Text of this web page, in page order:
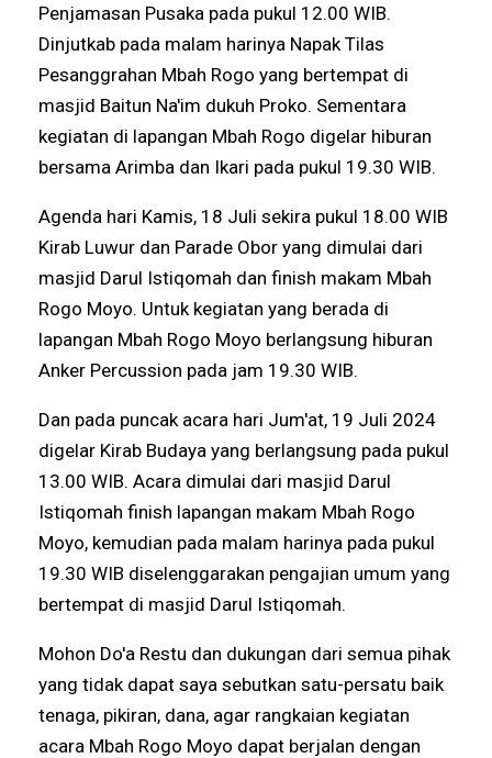
Penjamasan Pusaka pada pukul 12.00 WIB.
Dinjutkab pada malam harinya Napak Tilas
Pesanggrahan Mbah Rogo yang bertempat di
masjid Baitun Na'im dukuh Proko. Sementara
kegiatan di lapangan Mbah Rogo digelar hiburan
bersama Arimba dan Ikari pada pukul 19.30 WIB.
Agenda hari Kamis, 18 Juli sekira pukul 18.00 WIB
Kirab Luwur dan Parade Obor yang dimulai dari
masjid Darul Istiqomah dan finish makam Mbah
Rogo Moyo. Untuk kegiatan yang berada di
lapangan Mbah Rogo Moyo berlangsung hiburan
Anker Percussion pada jam 19.30 WIB.
Dan pada puncak acara hari Jum'at, 19 Juli 2024
digelar Kirab Budaya yang berlangsung pada pukul
13.00 WIB. Acara dimulai dari masjid Darul
Istiqomah finish lapangan makam Mbah Rogo
Moyo, kemudian pada malam harinya pada pukul
19.30 WIB diselenggarakan pengajian umum yang
bertempat di masjid Darul Istiqomah.
Mohon Do'a Restu dan dukungan dari semua pihak
yang tidak dapat saya sebutkan satu-persatu baik
tenaga, pikiran, dana, agar rangkaian kegiatan
acara Mbah Rogo Moyo dapat berjalan dengan